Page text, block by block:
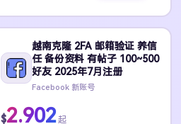
越南克隆 2FA 邮箱验证 养信
任 备份资料 有帖子 100~500
好友 2025年7月注册
Facebook 新账号
$2.902起